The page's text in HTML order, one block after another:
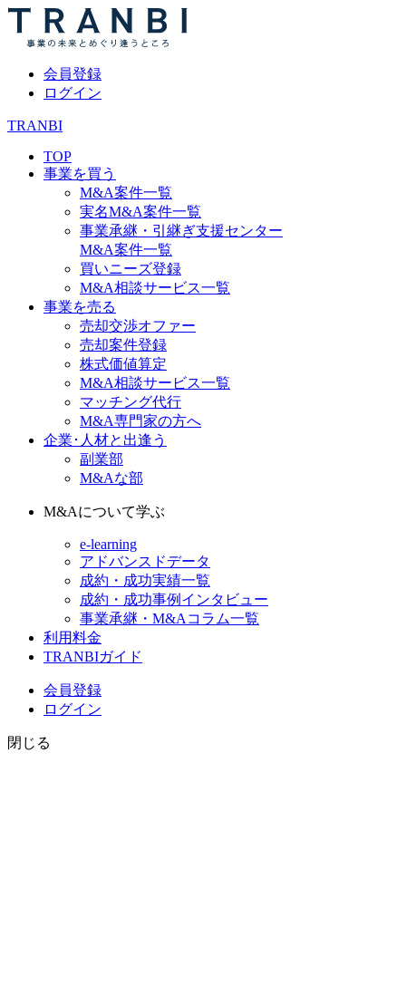
会員登録
ログイン
TRANBI
TOP
事業を買う
M&A案件一覧
実名M&A案件一覧
事業承継・引継ぎ支援センター
M&A案件一覧
買いニーズ登録
M&A相談サービス一覧
事業を売る
売却交渉オファー
売却案件登録
株式価値算定
M&A相談サービス一覧
マッチング代行
M&A専門家の方へ
企業･人材と出逢う
副業部
M&Aな部
M&Aについて学ぶ
e-learning
アドバンスドデータ
成約・成功実績一覧
成約・成功事例インタビュー
事業承継・M&Aコラム一覧
利用料金
TRANBIガイド
会員登録
ログイン
閉じる